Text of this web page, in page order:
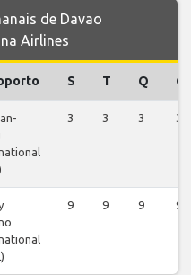
de Davao
Airlines
S T Q Q
3 3 3 3
9 9 9 9